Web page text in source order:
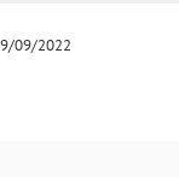
09/2022